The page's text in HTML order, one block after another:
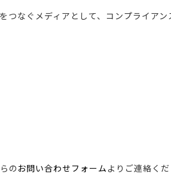
なぐメディアとして、コンプライア
のお問い合わせフォーム よりご連絡くだ